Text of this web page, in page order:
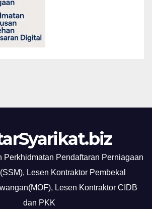
Perkhidmatan Pendaftaran Perniagaan
Lesen Kontraktor Pembekal
Lesen Kontraktor CIDB
dan PKK